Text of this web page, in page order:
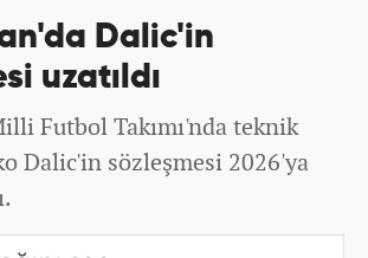
Dalic'in
uzatıldı
Futbol Takımı'nda teknik
Dalic'in sözleşmesi 2026'ya